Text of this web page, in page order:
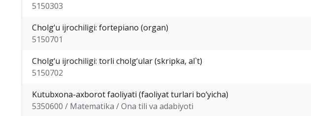
5150303
Cholg‘u ijrochiligi: fortepiano (organ)
5150701
Cholg‘u ijrochiligi: torli cholg‘ular (skripka, al`t)
5150702
Kutubxona-axborot faoliyati (faoliyat turlari bo‘yicha)
5350600 / Matematika / Ona tili va adabiyoti